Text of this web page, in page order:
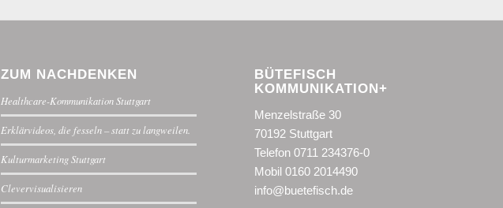
ZUM NACHDENKEN
Healthcare-Kommunikation Stuttgart
Erklärvideos, die fesseln – statt zu langweilen.
Kulturmarketing Stuttgart
Clevervisualisieren
BÜTEFISCH
KOMMUNIKATION+
Menzelstraße 30
70192 Stuttgart
Telefon 0711 234376-0
Mobil 0160 2014490
info@buetefisch.de